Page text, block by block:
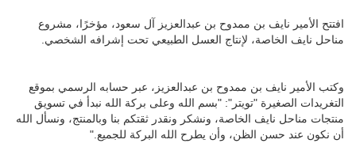
افتتح الأمير نايف بن ممدوح بن عبدالعزيز آل سعود، مؤخرًا، مشروع
مناحل نايف الخاصة، لإنتاج العسل الطبيعي تحت إشرافه الشخصي.
وكتب الأمير نايف بن ممدوح بن عبدالعزيز، عبر حسابه الرسمي بموقع
التغريدات الصغيرة "تويتر": "بسم الله وعلى بركة الله نبدأ في تسويق
منتجات مناحل نايف الخاصة، ونشكر ونقدر ثقتكم بنا وبالمنتج، ونسأل الله
أن نكون عند حسن الظن، وأن يطرح الله البركة للجميع".